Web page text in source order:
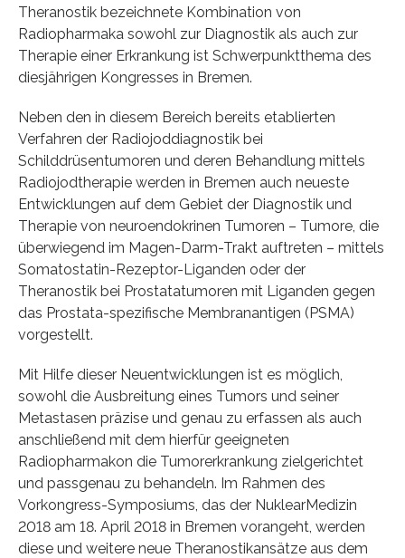
Theranostik bezeichnete Kombination von
Radiopharmaka sowohl zur Diagnostik als auch zur
Therapie einer Erkrankung ist Schwerpunktthema des
diesjährigen Kongresses in Bremen.
Neben den in diesem Bereich bereits etablierten
Verfahren der Radiojoddiagnostik bei
Schilddrüsentumoren und deren Behandlung mittels
Radiojodtherapie werden in Bremen auch neueste
Entwicklungen auf dem Gebiet der Diagnostik und
Therapie von neuroendokrinen Tumoren – Tumore, die
überwiegend im Magen-Darm-Trakt auftreten – mittels
Somatostatin-Rezeptor-Liganden oder der
Theranostik bei Prostatatumoren mit Liganden gegen
das Prostata-spezifische Membranantigen (PSMA)
vorgestellt.
Mit Hilfe dieser Neuentwicklungen ist es möglich,
sowohl die Ausbreitung eines Tumors und seiner
Metastasen präzise und genau zu erfassen als auch
anschließend mit dem hierfür geeigneten
Radiopharmakon die Tumorerkrankung zielgerichtet
und passgenau zu behandeln. Im Rahmen des
Vorkongress-Symposiums, das der NuklearMedizin
2018 am 18. April 2018 in Bremen vorangeht, werden
diese und weitere neue Theranostikansätze aus dem